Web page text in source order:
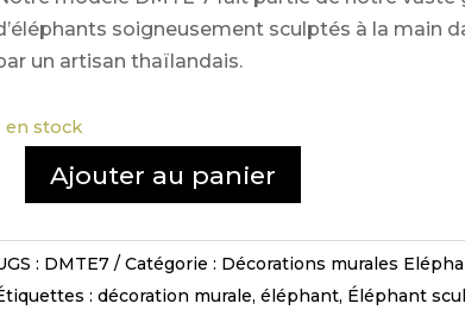
soigneusement sculptés à la main
un artisan thaïlandais.
en stock
quantitéAjouter au panier
: DMTE7 Catégorie : Décorations murales
: décoration murale, éléphant, Éléphant